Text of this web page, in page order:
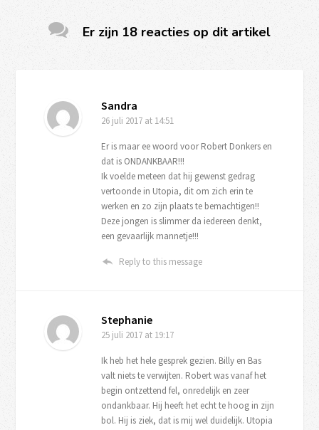
Er zijn 18 reacties op dit artikel
Sandra
26 juli 2017 at 14:51
Er is maar ee woord voor Robert Donkers en
dat is ONDANKBAAR!!!
Ik voelde meteen dat hij gewenst gedrag
vertoonde in Utopia, dit om zich erin te
werken en zo zijn plaats te bemachtigen!!
Deze jongen is slimmer da iedereen denkt,
een gevaarlijk mannetje!!!
Reply to this message
Stephanie
25 juli 2017 at 19:17
Ik heb het hele gesprek gezien. Billy en Bas
valt niets te verwijten. Robert was vanaf het
begin ontzettend fel, onredelijk en zeer
ondankbaar. Hij heeft het echt te hoog in zijn
bol. Hij is ziek, dat is mij wel duidelijk. Utopia